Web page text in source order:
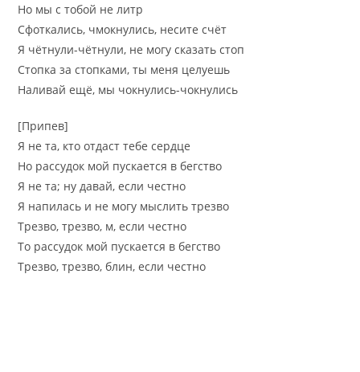
Но мы с тобой не литр
Сфоткались, чмокнулись, несите счёт
Я чётнули-чётнули, не могу сказать стоп
Стопка за стопками, ты меня целуешь
Наливай ещё, мы чокнулись-чокнулись
[Припев]
Я не та, кто отдаст тебе сердце
Но рассудок мой пускается в бегство
Я не та; ну давай, если честно
Я напилась и не могу мыслить трезво
Трезво, трезво, м, если честно
То рассудок мой пускается в бегство
Трезво, трезво, блин, если честно